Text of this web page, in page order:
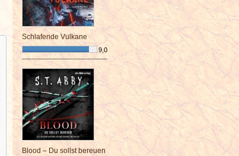
Schlafende Vulkane
9,0
¯¯¯¯¯¯¯¯¯¯¯¯¯¯¯¯¯¯¯¯¯¯¯¯
Blood – Du sollst bereuen